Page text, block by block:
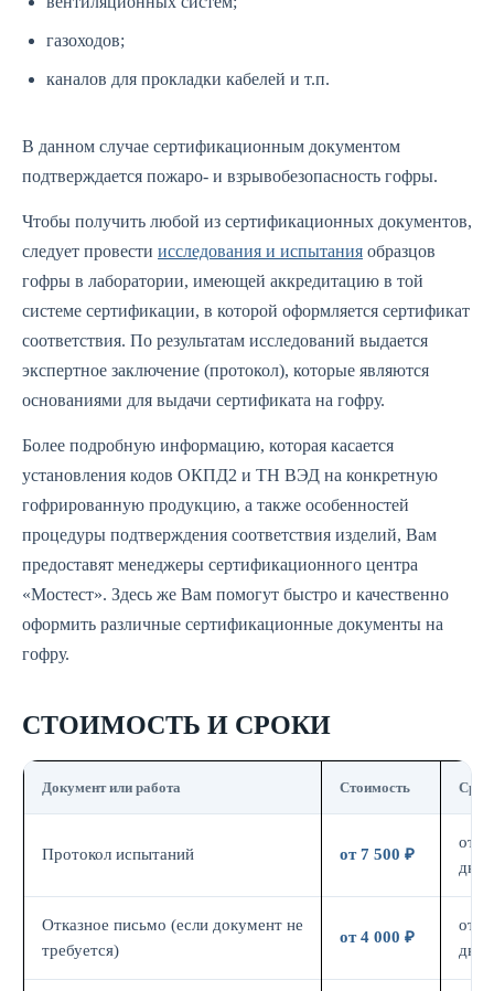
газоходов;
каналов для прокладки кабелей и т.п.
В данном случае сертификационным документом
подтверждается пожаро- и взрывобезопасность гофры.
Чтобы получить любой из сертификационных документов,
следует провести исследования и испытания образцов
гофры в лаборатории, имеющей аккредитацию в той
системе сертификации, в которой оформляется сертификат
соответствия. По результатам исследований выдается
экспертное заключение (протокол), которые являются
основаниями для выдачи сертификата на гофру.
Более подробную информацию, которая касается
установления кодов ОКПД2 и ТН ВЭД на конкретную
гофрированную продукцию, а также особенностей
процедуры подтверждения соответствия изделий, Вам
предоставят менеджеры сертификационного центра
«Мостест». Здесь же Вам помогут быстро и качественно
оформить различные сертификационные документы на
гофру.
СТОИМОСТЬ И СРОКИ
Документ или работа Стоимость Срок
Протокол испытаний от 7 500 ₽
от 7
дн.
Отказное письмо (если документ не
требуется)
от 4 000 ₽
от 3
дн.